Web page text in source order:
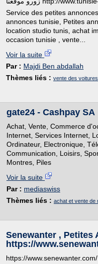
Service des petites
annonces tunisie, Petites
location studio tunis, achat
occasion tunisie , vente...
Voir la suite
Par : Majdi Ben abdallah
Thèmes liés : vente des
gate24 - Cashpay SA
Achat, Vente, Commerce
Internet, Services Internet,
Ordinateur, Electronique,
Communication, Loisirs,
Montres, Piles
Voir la suite
Par : mediaswiss
Thèmes liés : achat et vente de
Senewanter , Petites
https://
https://www.senewanter.com/